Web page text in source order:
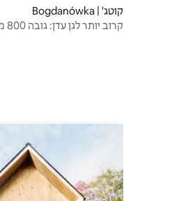
קוטג' | Bogdanówka
קרוב יותר לגן עדן: גובה 800 מ' וספא חיצוני